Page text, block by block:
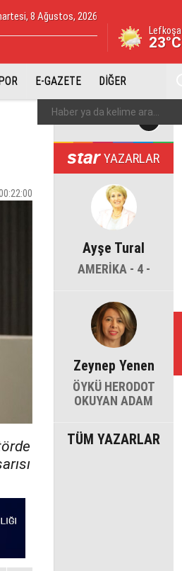
8 Ağustos, 2026
Lefkoşa
23°C
E-GAZETE DİĞER
YAZARLAR
Ayşe Tural
AMERİKA - 4 -
Zeynep Yenen
ÖYKÜ HERODOT
OKUYAN ADAM
TÜM YAZARLAR